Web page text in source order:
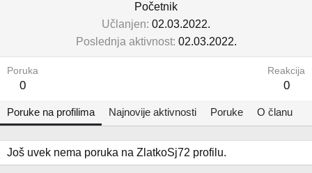
Početnik
Učlanjen 02.03.2022.
Poslednja aktivnost 02.03.2022.
Poruka
0
Reakcija
0
Poruke na profilima Najnovije aktivnosti Poruke O članu
Još uvek nema poruka na ZlatkoSj72 profilu.